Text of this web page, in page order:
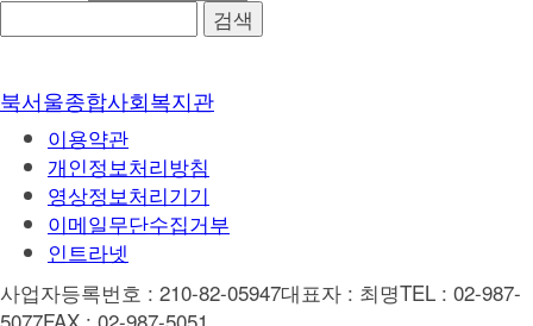
북서울종합사회복지관
이용약관
개인정보처리방침
영상정보처리기기
이메일무단수집거부
인트라넷
사업자등록번호 : 210-82-05947대표자 : 최명TEL : 02-987-